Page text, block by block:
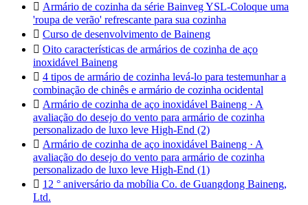
 Armário de cozinha da série Bainveg YSL-Coloque uma
'roupa de verão' refrescante para sua cozinha
 Curso de desenvolvimento de Baineng
 Oito características de armários de cozinha de aço
inoxidável Baineng
 4 tipos de armário de cozinha levá-lo para testemunhar a
combinação de chinês e armário de cozinha ocidental
 Armário de cozinha de aço inoxidável Baineng · A
avaliação do desejo do vento para armário de cozinha
personalizado de luxo leve High-End (2)
 Armário de cozinha de aço inoxidável Baineng · A
avaliação do desejo do vento para armário de cozinha
personalizado de luxo leve High-End (1)
 12 ° aniversário da mobília Co. de Guangdong Baineng,
Ltd.